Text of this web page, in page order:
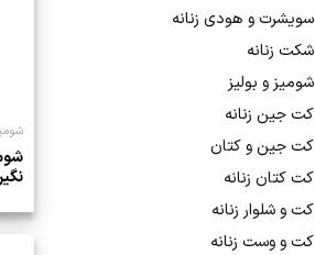
سویشرت و هودی زنانه
شکت زنانه
شومیز و بولیز
کت جین زنانه
کت جین و کتان
کت کتان زنانه
کت و شلوار زنانه
کت و وست زنانه